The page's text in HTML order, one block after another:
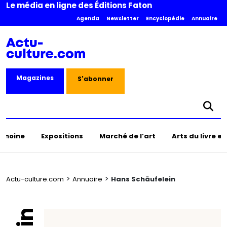
Le média en ligne des Éditions Faton
Agenda Newsletter Encyclopédie Annuaire
Magazines S'abonner
Expositions Marché de l’art Arts du livre
Actu-culture.com > Annuaire > Hans Schäufelein